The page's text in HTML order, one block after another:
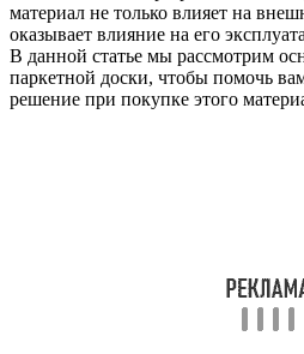
материал не только влияет на
оказывает влияние на его
В данной статье мы рассмотрим
паркетной доски, чтобы помочь
решение при покупке этого